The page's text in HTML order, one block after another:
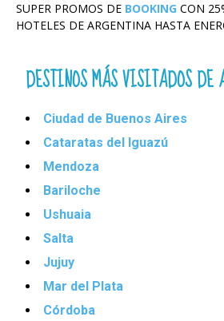
SUPER PROMOS DE BOOKING CON
HOTELES DE ARGENTINA HASTA
DESTINOS MÁS VISITADOS DE
Ciudad de Buenos Aires
Cataratas del Iguazú
Mendoza
Bariloche
Ushuaia
Salta
Jujuy
Mar del Plata
Córdoba